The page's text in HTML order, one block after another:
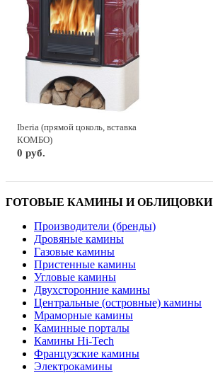
Iberia (прямой цоколь, вставка
КОМБО)
0 руб.
ГОТОВЫЕ КАМИНЫ И ОБЛИЦОВКИ
Производители (бренды)
Дровяные камины
Газовые камины
Пристенные камины
Угловые камины
Двухсторонние камины
Центральные (островные) камины
Мраморные камины
Каминные порталы
Камины Hi-Tech
Французские камины
Электрокамины